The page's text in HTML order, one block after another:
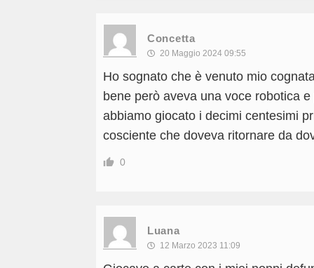
Concetta
20 Maggio 2024 09:55
Ho sognato che è venuto mio
bene però aveva una voce robotica
abbiamo giocato i decimi centesimi
cosciente che doveva ritornare da
0
Luana
12 Marzo 2023 11:09